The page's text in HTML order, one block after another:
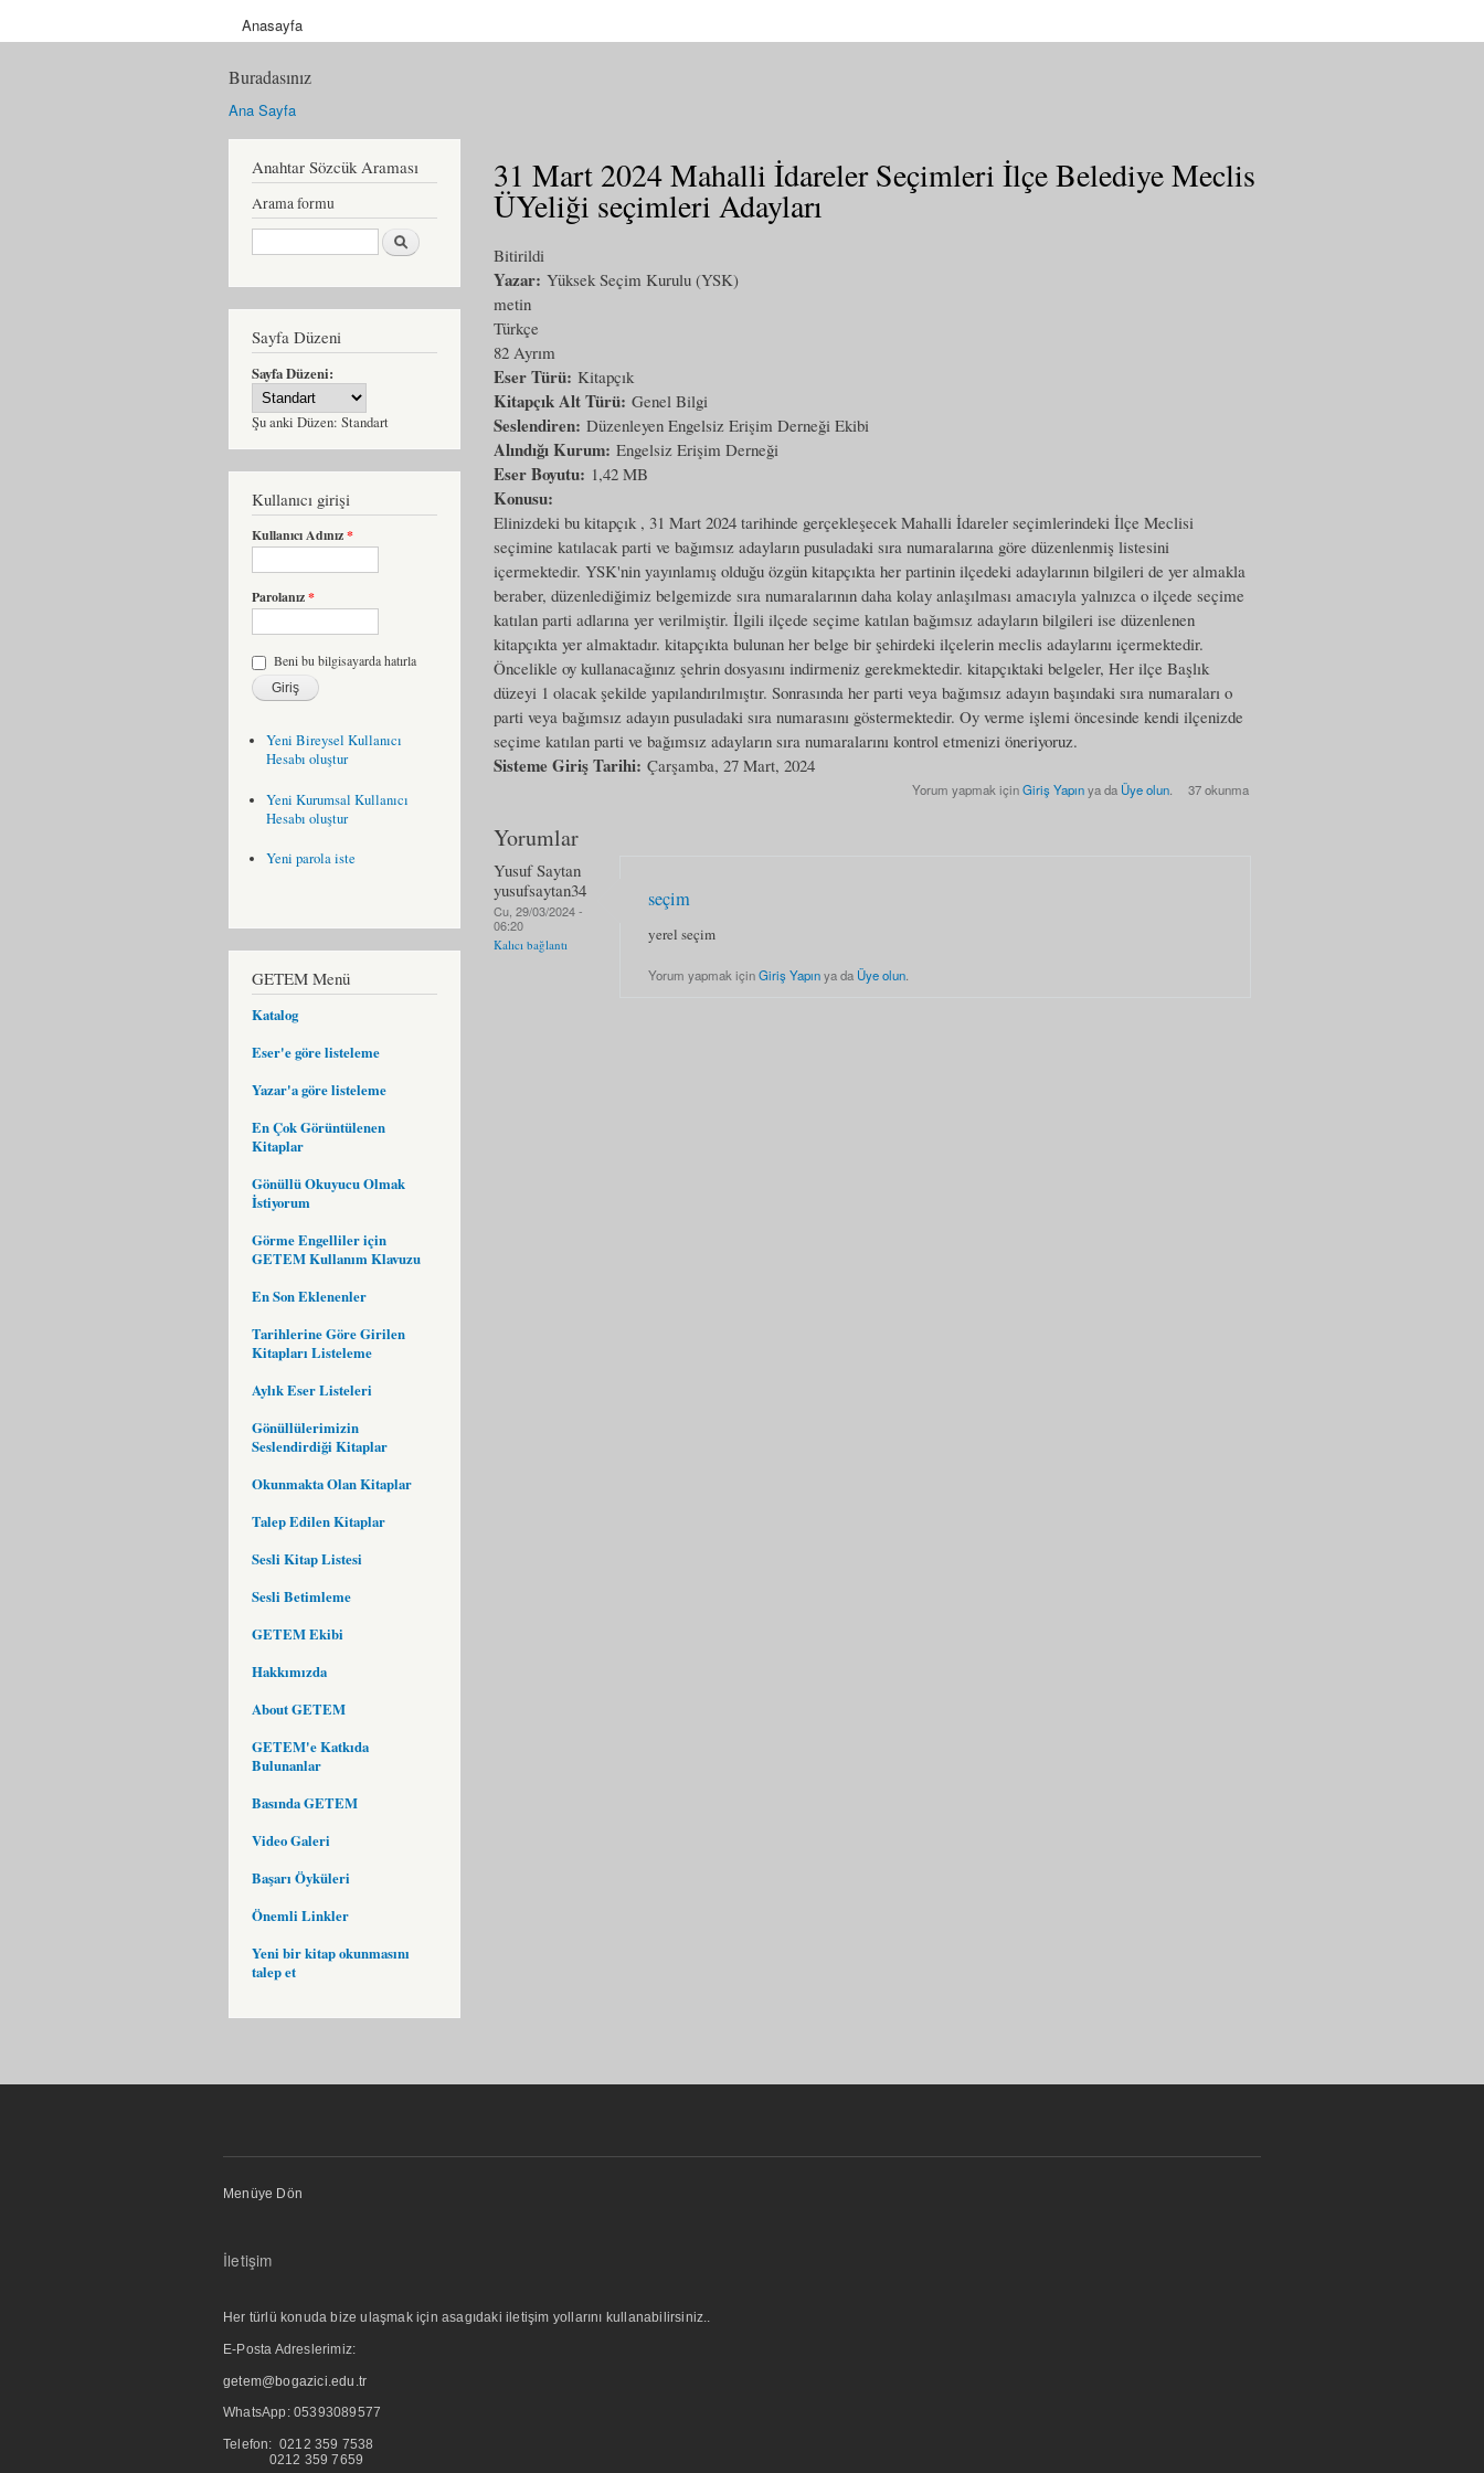
Anasayfa
Buradasınız
Ana Sayfa
Anahtar Sözcük Araması
Arama formu
Ara
Sayfa Düzeni
Sayfa Düzeni:
Şu anki Düzen: Standart
Kullanıcı girişi
Kullanıcı Adınız*
Parolanız*
Beni bu bilgisayarda hatırla
Yeni Bireysel Kullanıcı
Hesabı oluştur
Yeni Kurumsal Kullanıcı
Hesabı oluştur
Yeni parola iste
GETEM Menü
Katalog
Eser'e göre listeleme
Yazar'a göre listeleme
En Çok Görüntülenen
Kitaplar
Gönüllü Okuyucu Olmak
İstiyorum
Görme Engelliler için
GETEM Kullanım Klavuzu
En Son Eklenenler
Tarihlerine Göre Girilen
Kitapları Listeleme
Aylık Eser Listeleri
Gönüllülerimizin
Seslendirdiği Kitaplar
Okunmakta Olan Kitaplar
Talep Edilen Kitaplar
Sesli Kitap Listesi
Sesli Betimleme
GETEM Ekibi
Hakkımızda
About GETEM
GETEM'e Katkıda
Bulunanlar
Basında GETEM
Video Galeri
Başarı Öyküleri
Önemli Linkler
Yeni bir kitap okunmasını
talep et
31 Mart 2024 Mahalli İdareler Seçimleri İlçe Belediye Meclis
ÜYeliği seçimleri Adayları
Bitirildi
Yazar: Yüksek Seçim Kurulu (YSK)
metin
Türkçe
82 Ayrım
Eser Türü: Kitapçık
Kitapçık Alt Türü: Genel Bilgi
Seslendiren: Düzenleyen Engelsiz Erişim Derneği Ekibi
Alındığı Kurum: Engelsiz Erişim Derneği
Eser Boyutu: 1,42 MB
Konusu:
Elinizdeki bu kitapçık , 31 Mart 2024 tarihinde gerçekleşecek Mahalli İdareler seçimlerindeki İlçe Meclisi
seçimine katılacak parti ve bağımsız adayların pusuladaki sıra numaralarına göre düzenlenmiş listesini
içermektedir. YSK'nin yayınlamış olduğu özgün kitapçıkta her partinin ilçedeki adaylarının bilgileri de yer almakla
beraber, düzenlediğimiz belgemizde sıra numaralarının daha kolay anlaşılması amacıyla yalnızca o ilçede seçime
katılan parti adlarına yer verilmiştir. İlgili ilçede seçime katılan bağımsız adayların bilgileri ise düzenlenen
kitapçıkta yer almaktadır. kitapçıkta bulunan her belge bir şehirdeki ilçelerin meclis adaylarını içermektedir.
Öncelikle oy kullanacağınız şehrin dosyasını indirmeniz gerekmektedir. kitapçıktaki belgeler, Her ilçe Başlık
düzeyi 1 olacak şekilde yapılandırılmıştır. Sonrasında her parti veya bağımsız adayın başındaki sıra numaraları o
parti veya bağımsız adayın pusuladaki sıra numarasını göstermektedir. Oy verme işlemi öncesinde kendi ilçenizde
seçime katılan parti ve bağımsız adayların sıra numaralarını kontrol etmenizi öneriyoruz.
Sisteme Giriş Tarihi: Çarşamba, 27 Mart, 2024
Yorum yapmak içinGiriş Yapınya da Üye olun. 37 okunma
Yorumlar
Yusuf Saytan
yusufsaytan34
Cu, 29/03/2024 -
06:20
Kalıcı bağlantı
seçim
yerel seçim
Yorum yapmak içinGiriş Yapınya da Üye olun
Menüye Dön
İletişim
Her türlü konuda bize ulaşmak için asagıdaki iletişim yollarını kullanabilirsiniz..
E-Posta Adreslerimiz:
getem@bogazici.edu.tr
WhatsApp: 05393089577
Telefon: 0212 359 7538
0212 359 7659